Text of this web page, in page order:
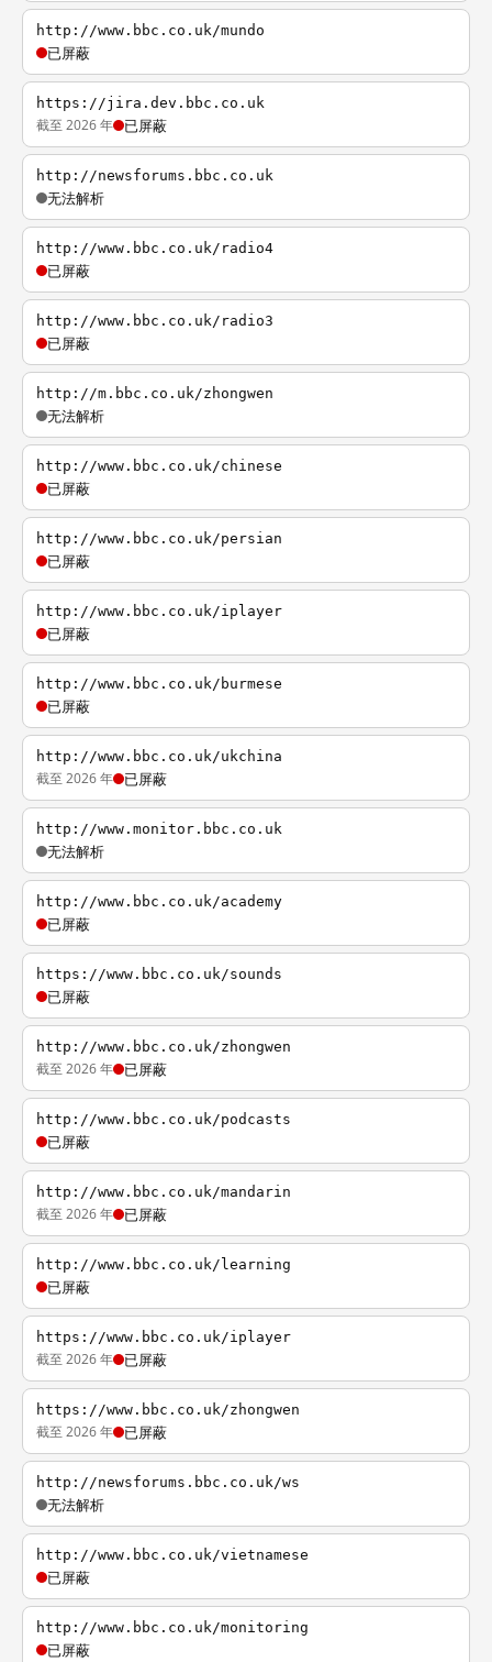
http://www.bbc.co.uk/mundo
已屏蔽
https://jira.dev.bbc.co.uk
截至 2026 年 已屏蔽
http://newsforums.bbc.co.uk
无法解析
http://www.bbc.co.uk/radio4
已屏蔽
http://www.bbc.co.uk/radio3
已屏蔽
http://m.bbc.co.uk/zhongwen
无法解析
http://www.bbc.co.uk/chinese
已屏蔽
http://www.bbc.co.uk/persian
已屏蔽
http://www.bbc.co.uk/iplayer
已屏蔽
http://www.bbc.co.uk/burmese
已屏蔽
http://www.bbc.co.uk/ukchina
截至 2026 年 已屏蔽
http://www.monitor.bbc.co.uk
无法解析
http://www.bbc.co.uk/academy
已屏蔽
https://www.bbc.co.uk/sounds
已屏蔽
http://www.bbc.co.uk/zhongwen
截至 2026 年 已屏蔽
http://www.bbc.co.uk/podcasts
已屏蔽
http://www.bbc.co.uk/mandarin
截至 2026 年 已屏蔽
http://www.bbc.co.uk/learning
已屏蔽
https://www.bbc.co.uk/iplayer
截至 2026 年 已屏蔽
https://www.bbc.co.uk/zhongwen
截至 2026 年 已屏蔽
http://newsforums.bbc.co.uk/ws
无法解析
http://www.bbc.co.uk/vietnamese
已屏蔽
http://www.bbc.co.uk/monitoring
已屏蔽